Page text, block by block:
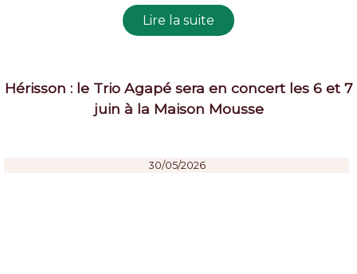
Hérisson : le Trio Agapé sera en concert les 6 et 7
juin à la Maison Mousse
30/05/2026